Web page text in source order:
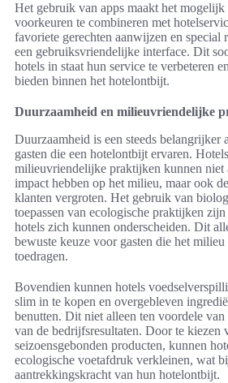
Het gebruik van apps maakt het
voorkeuren te combineren met
favoriete gerechten aanwijzen en special
een gebruiksvriendelijke interface. Dit
hotels in staat hun service te verbeteren
bieden binnen het hotelontbijt.
Duurzaamheid en milieuvriendelijke
Duurzaamheid is een steeds belangrijker
gasten die een hotelontbijt ervaren.
milieuvriendelijke praktijken kunnen niet
impact hebben op het milieu, maar ook
klanten vergroten. Het gebruik van
toepassen van ecologische praktijken
hotels zich kunnen onderscheiden. Dit
bewuste keuze voor gasten die het
toedragen.
Bovendien kunnen hotels
slim in te kopen en overgebleven
benutten. Dit niet alleen ten voordele van
van de bedrijfsresultaten. Door te kiezen
seizoensgebonden producten, kunnen
ecologische voetafdruk verkleinen, wat
aantrekkingskracht van hun hotelontbijt.